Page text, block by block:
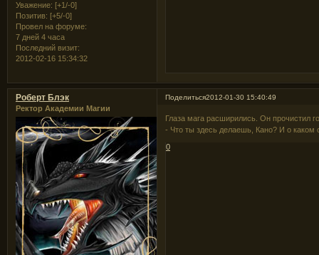
Уважение: [+1/-0]
Позитив: [+5/-0]
Провел на форуме:
7 дней 4 часа
Последний визит:
2012-02-16 15:34:32
Поделиться2012-01-30 15:40:49
Роберт Блэк
Ректор Академии Магии
Глаза мага расширились. Он прочистил
- Что ты здесь делаешь, Кано? И о каком
0